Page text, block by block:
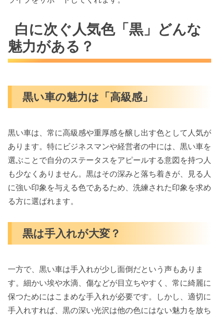
白に次ぐ人気色「黒」どんな
魅力がある？
黒い車の魅力は「高級感」
黒い車は、常に高級感や重厚感を醸し出す色として人気が
あります。特にビジネスマンや経営者の中には、黒い車を
選ぶことで自分のステータスをアピールする意図を持つ人
も少なくありません。黒はその深みと落ち着きが、見る人
に強い印象を与える色であるため、洗練された印象を求め
る方に選ばれます。
黒は手入れが大変？
一方で、黒い車は手入れが少し面倒だという声もありま
す。細かい埃や水滴、傷などが目立ちやすく、常に綺麗に
保つためにはこまめな手入れが必要です。しかし、適切に
手入れすれば、黒の深い光沢は他の色にはない魅力を放ち